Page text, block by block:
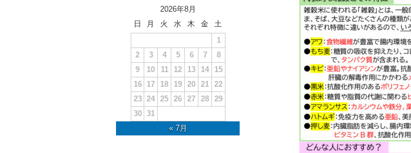
2026年8月
日
月 火 水 木 金
土
1
2
3 4 5 6 7
8
9
10 11 12 13 14
15
16
17 18 19 20 21 22
23 24 25 26 27 28 29
30 31
« 7月